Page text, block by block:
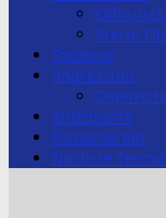
Preise
Förderer
Impressum
Stützpunkt
Förderverein
Nächste